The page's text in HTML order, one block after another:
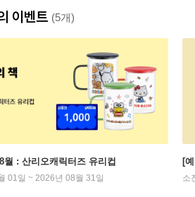
이벤트 (5개)
월 : 산리오캐릭터즈 유리컵
01일 ~ 2026년 08월 31일
[
소